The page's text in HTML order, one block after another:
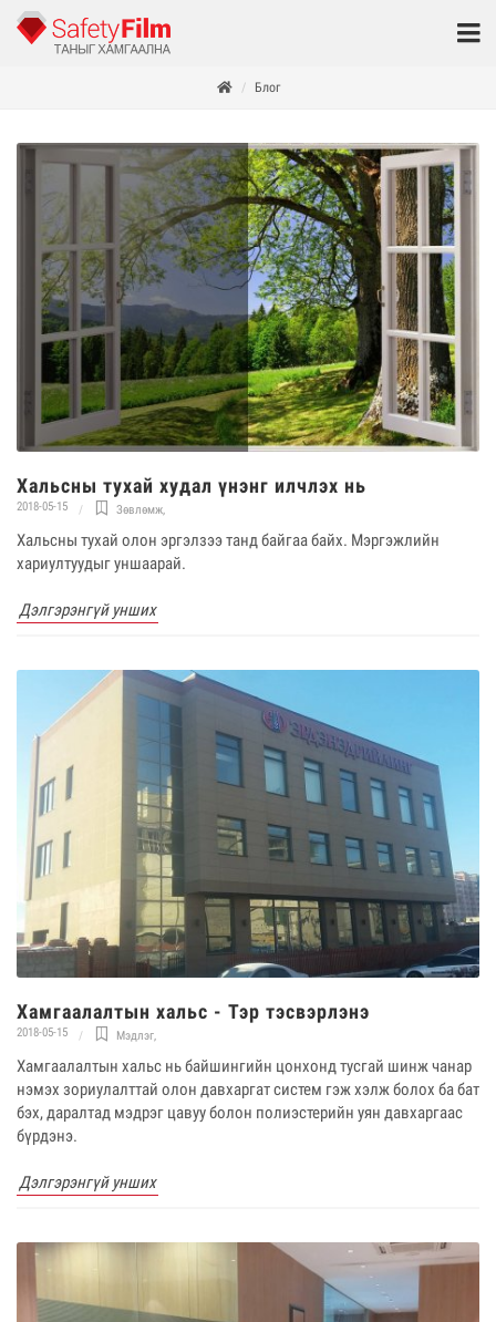
Блог
Хальсны тухай худал үнэнг илчлэх нь
2018-05-15 Зөвлөмж,
Хальсны тухай олон эргэлзээ танд байгаа байх. Мэргэжлийн
хариултуудыг уншаарай.
Дэлгэрэнгүй унших
Хамгаалалтын хальс - Тэр тэсвэрлэнэ
2018-05-15 Мэдлэг,
Хамгаалалтын хальс нь байшингийн цонхонд тусгай шинж чанар
нэмэх зориулалттай олон давхаргат систем гэж хэлж болох ба бат
бэх, даралтад мэдрэг цавуу болон полиэстерийн уян давхаргаас
бүрдэнэ.
Дэлгэрэнгүй унших